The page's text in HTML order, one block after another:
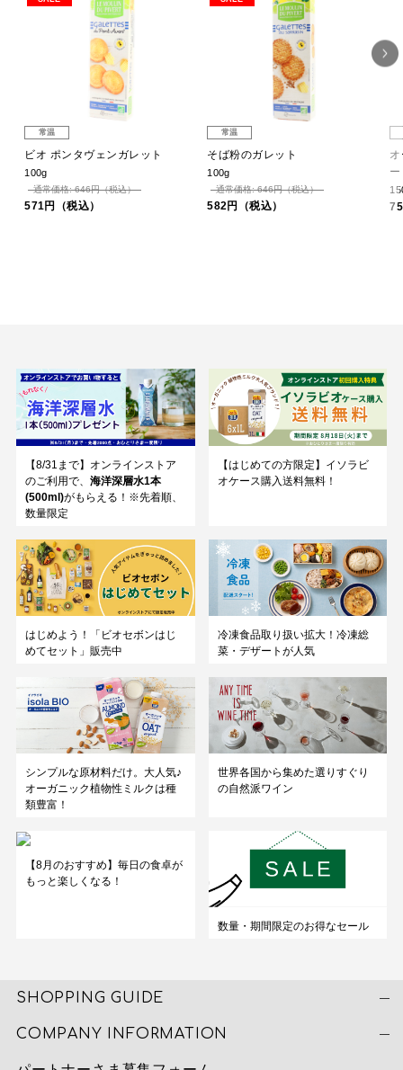
常温
ビオ ポンタヴェンガレット
100g
通常価格: 646円（税込）
571円（税込）
常温
そば粉のガレット
100g
通常価格: 646円（税込）
582円（税込）
ー
【8/31まで】オンラインストア
のご利用で、 海洋深層水1本
(500ml)がもらえる！※先着順、
数量限定
【はじめての方限定】イソラビ
オケース購入送料無料！
はじめよう！「ビオセボンはじ
めてセット」販売中
冷凍食品取り扱い拡大！冷凍総
菜・デザートが人気
シンプルな原材料だけ。大人気♪
オーガニック植物性ミルクは種
類豊富！
世界各国から集めた選りすぐり
の自然派ワイン
【8月のおすすめ】毎日の食卓が
もっと楽しくなる！
数量・期間限定のお得なセール
SHOPPING GUIDE
COMPANY INFORMATION